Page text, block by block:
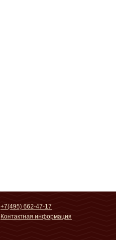
+7(495) 662-47-17
Контактная информация